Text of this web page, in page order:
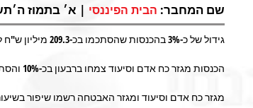
שם המחבר: הבית הפיננסי | א׳ בתמוז ה׳תש״פ
גידול של כ-3% בהכנסות שהסתכמו בכ-209.3 מיליון ש"ח לעומת הרבעון המקביל אשתקד
הכנסות מגזר כח אדם וסיעוד צמחו ברבעון בכ-10% והסתכמו בכ-143.2 מיליון ש"ח לעומת הרבעון המקביל אשתקד